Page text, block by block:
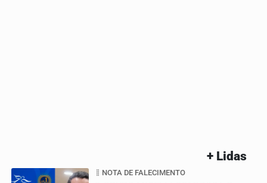
+ Lidas
NOTA DE FALECIMENTO